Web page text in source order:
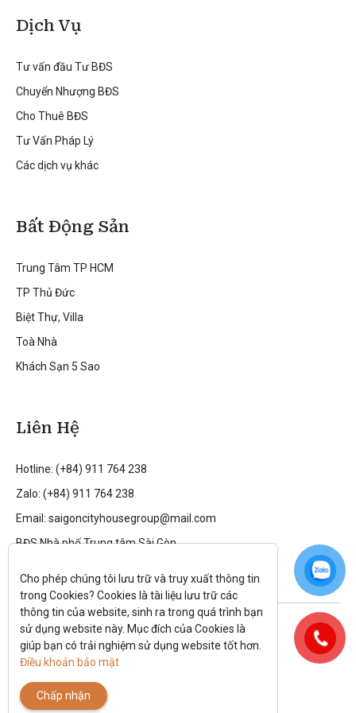
Dịch Vụ
Tư vấn đầu Tư BĐS
Chuyển Nhượng BĐS
Cho Thuê BĐS
Tư Vấn Pháp Lý
Các dịch vụ khác
Bất Động Sản
Trung Tâm TP HCM
TP Thủ Đức
Biệt Thự, Villa
Toà Nhà
Khách Sạn 5 Sao
Liên Hệ
Hotline: (+84) 911 764 238
Zalo: (+84) 911 764 238
Email: saigoncityhousegroup@mail.com
BĐS Nhà phố Trung tâm Sài Gòn
Theo dõi tôi trên:
All rights reserved.
Chính sách bảo mật
Cho phép chúng tôi lưu trữ và truy xuất thông tin
trong Cookies? Cookies là tài liệu lưu trữ các
thông tin của website, sinh ra trong quá trình bạn
sử dụng website này. Mục đích của Cookies là
Điều khoản bảo mật
Chấp nhận